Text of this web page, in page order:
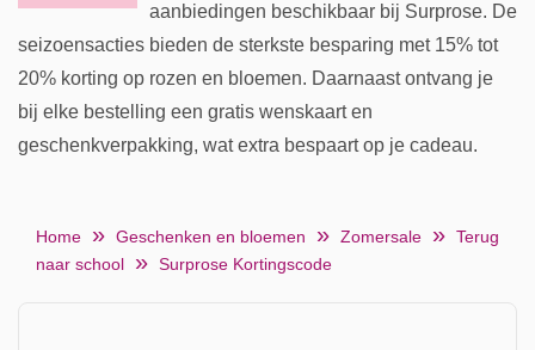
aanbiedingen beschikbaar bij Surprose. De
seizoensacties bieden de sterkste besparing met 15% tot
20% korting op rozen en bloemen. Daarnaast ontvang je
bij elke bestelling een gratis wenskaart en
geschenkverpakking, wat extra bespaart op je cadeau.
Home Geschenken en bloemen Zomersale
Terug
naar school
Surprose Kortingscode